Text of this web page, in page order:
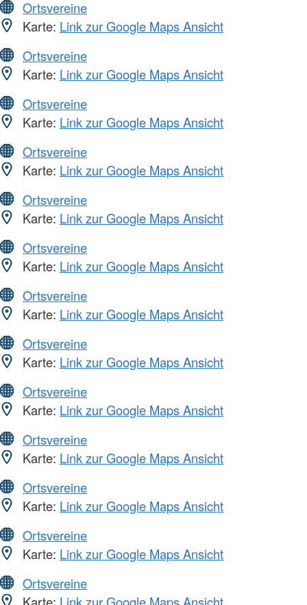
Ortsvereine
Karte: Link zur Google Maps Ansicht
Ortsvereine
Karte: Link zur Google Maps Ansicht
Ortsvereine
Karte: Link zur Google Maps Ansicht
Ortsvereine
Karte: Link zur Google Maps Ansicht
Ortsvereine
Karte: Link zur Google Maps Ansicht
Ortsvereine
Karte: Link zur Google Maps Ansicht
Ortsvereine
Karte: Link zur Google Maps Ansicht
Ortsvereine
Karte: Link zur Google Maps Ansicht
Ortsvereine
Karte: Link zur Google Maps Ansicht
Ortsvereine
Karte: Link zur Google Maps Ansicht
Ortsvereine
Karte: Link zur Google Maps Ansicht
Ortsvereine
Karte: Link zur Google Maps Ansicht
Ortsvereine
Karte: Link zur Google Maps Ansicht